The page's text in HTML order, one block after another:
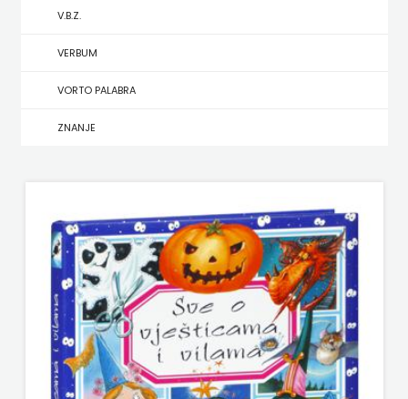
Rocky
NAKLADA
SLAP
NAKLADA
SV.ANTUNA
V.B.Z.
VERBUM
VORTO PALABRA
ZNANJE